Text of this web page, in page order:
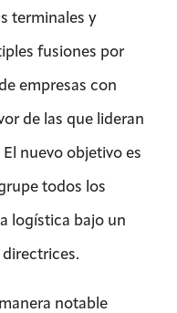
terminales y
fusiones por
empresas con
de las que lideran
nuevo objetivo es
todos los
logística bajo un
notable